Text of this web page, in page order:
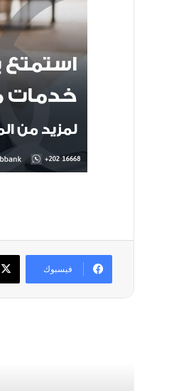
فيسبوك